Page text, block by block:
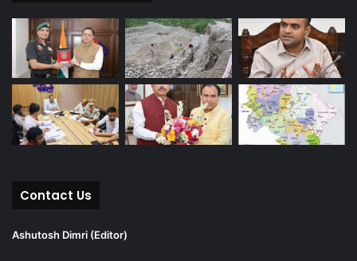
Contact Us
Ashutosh Dimri (Editor)